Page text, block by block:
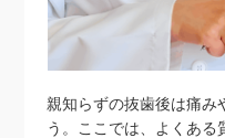
親知らずの抜歯後は痛み
う。ここでは、よくある